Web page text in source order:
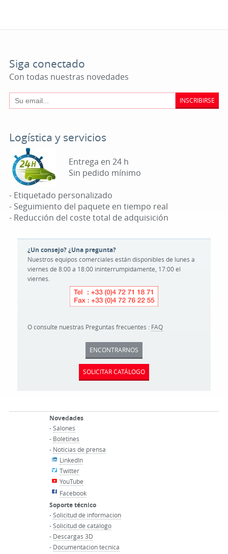
Siga conectado
Con todas nuestras novedades
INSCRIBIRSE
Logística y servicios
Entrega en 24 h
Sin pedido mínimo
- Etiquetado personalizado
- Seguimiento del paquete en tiempo real
- Reducción del coste total de adquisición
¿Un consejo? ¿Una pregunta?
Nuestros equipos comerciales están disponibles de lunes a
viernes de 8:00 a 18:00 ininterrumpidamente, 17:00 el
viernes.
O consulte nuestras Preguntas frecuentes : FAQ
ENCONTRARNOS
SOLICITAR CATÁLOGO
Novedades
-Salones
- Boletines
- Noticias de prensa
LinkedIn
Twitter
YouTube
Facebook
Soporte técnico
-Solicitud de informacion
-Solicitud de catalogo
- Descargas 3D
- Documentacion tecnica